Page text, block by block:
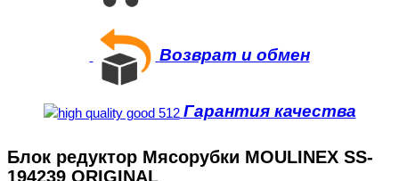
Возврат и обмен
Гарантия качества
Блок редуктор Мясорубки MOULINEX SS-
194239 ORIGINAL